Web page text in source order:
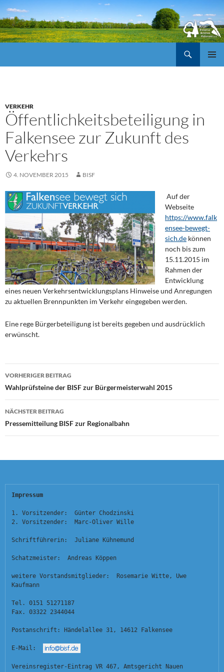
VERKEHR
Öffentlichkeitsbeteiligung in
Falkensee zur Zukunft des
Verkehrs
4. NOVEMBER 2015 BISF
Auf der
Webseite
https://www.falk
ensee-bewegt-
sich.de können
noch bis zum
15.11.2015 im
Rahmen der
Entwicklung
eines neuen Verkehrsentwicklungsplans Hinweise und Anregungen
zu aktuellen Brennpunkten im Verkehr eingegeben werden.
Eine rege Bürgerbeteiligung ist bereits gegeben und ausdrücklich
erwünscht.
Beitragsnavigation
VORHERIGER BEITRAG
Wahlprüfsteine der BISF zur Bürgermeisterwahl 2015
NÄCHSTER BEITRAG
Pressemitteilung BISF zur Regionalbahn
Impressum
1. Vorsitzender:  Günter Chodzinski
2. Vorsitzender:  Marc-Oliver Wille
Schriftführerin:  Juliane Kühnemund
Schatzmeister:  Andreas Köppen
weitere Vorstandsmitglieder:  Rosemarie Witte, Uwe
Kaufmann
Tel. 0151 51271187
Fax. 03322 2344044
Postanschrift: Händelallee 31, 14612 Falkensee
E-Mail:
Vereinsregister-Eintrag VR 467, Amtsgericht Nauen